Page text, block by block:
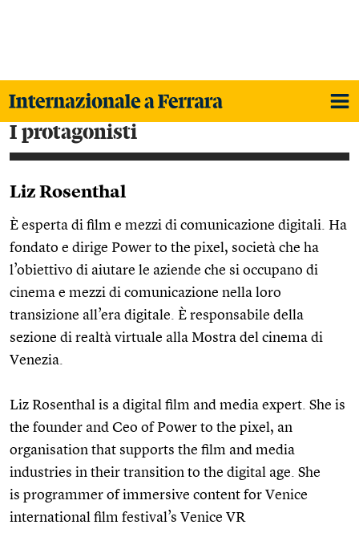
i protagonisti
Liz Rosenthal
È esperta di film e mezzi di comunicazione digitali. Ha
fondato e dirige Power to the pixel, società che ha
l’obiettivo di aiutare le aziende che si occupano di
cinema e mezzi di comunicazione nella loro
transizione all’era digitale. È responsabile della
sezione di realtà virtuale alla Mostra del cinema di
Venezia.
Liz Rosenthal is a digital film and media expert. She is
the founder and Ceo of Power to the pixel, an
organisation that supports the film and media
industries in their transition to the digital age. She
is programmer of immersive content for Venice
international film festival’s Venice VR